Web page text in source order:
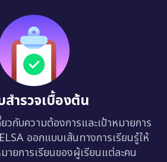
ำรวจเบื้องต้น
วกับความต้องการและเป้าหมายการ
ออกแบบเส้นทางการเรียนรู้ให้
ายการเรียนของผู้เรียนแต่ละคน